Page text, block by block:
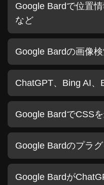
Google Bardで位置
など
Google Bardの画像
ChatGPT、Bing AI
Google BardでCSS
Google Bardのプラ
Google Bardが